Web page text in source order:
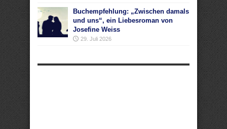
Buchempfehlung: „Zwischen damals
und uns“, ein Liebesroman von
Josefine Weiss
29. Juli 2026